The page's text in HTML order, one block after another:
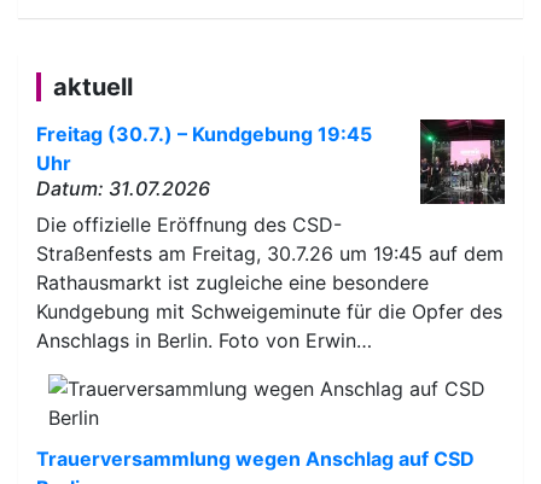
aktuell
Freitag (30.7.) – Kundgebung 19:45
Uhr
Datum: 31.07.2026
Die offizielle Eröffnung des CSD-
Straßenfests am Freitag, 30.7.26 um 19:45 auf dem
Rathausmarkt ist zugleiche eine besondere
Kundgebung mit Schweigeminute für die Opfer des
Anschlags in Berlin. Foto von Erwin…
Trauerversammlung wegen Anschlag auf CSD